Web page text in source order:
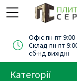
Офіс пн-пт
Склад пн-пт
сб-нд вихідні
Категорії